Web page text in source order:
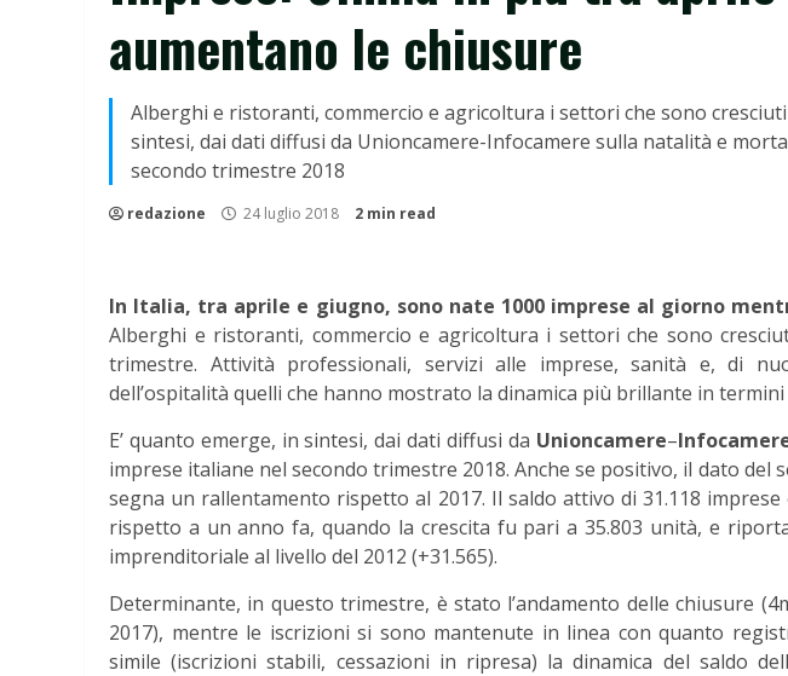
aumentano le chiusure
Alberghi e ristoranti, commercio e agricoltura i settori che sono cresciuti
sintesi, dai dati diffusi da Unioncamere-Infocamere sulla natalità e
secondo trimestre 2018
redazione 24 luglio 2018 2 min read
In Italia, tra aprile e giugno, sono nate 1000 imprese al giorno
Alberghi e ristoranti, commercio e agricoltura i settori che sono
trimestre. Attività professionali, servizi alle imprese, sanità e, di
dell’ospitalità quelli che hanno mostrato la dinamica più brillante in
E’ quanto emerge, in sintesi, dai dati diffusi da Unioncamere–
imprese italiane nel secondo trimestre 2018. Anche se positivo, il dato del
segna un rallentamento rispetto al 2017. Il saldo attivo di 31.118
rispetto a un anno fa, quando la crescita fu pari a 35.803 unità, e
imprenditoriale al livello del 2012 (+31.565).
Determinante, in questo trimestre, è stato l’andamento delle chiusure
2017), mentre le iscrizioni si sono mantenute in linea con quanto
simile (iscrizioni stabili, cessazioni in ripresa) la dinamica del saldo